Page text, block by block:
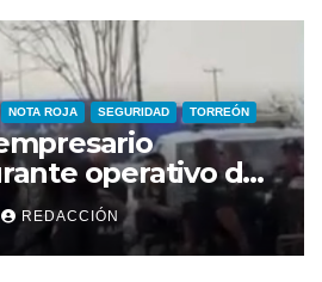
NOTA ROJA SEGURIDAD TORREÓN
operativo de
REDACCIÓN